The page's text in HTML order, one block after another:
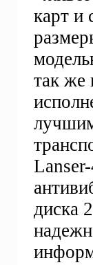
карт и
так же
диска